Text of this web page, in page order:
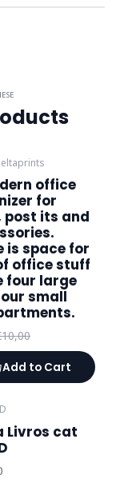
office
for
post its and
is space for
office stuff
four large
small
Add to Cart
Livros cat